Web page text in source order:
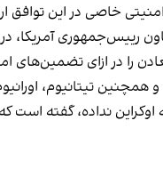
خاصی در این توافق
را در ازای تضمین‌های
تیتانیوم،